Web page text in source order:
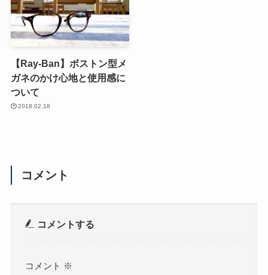
【Ray-Ban】ボストン型メ
ガネのかけ心地と使用感に
ついて
2018.02.18
コメント
コメントする
コメント ※